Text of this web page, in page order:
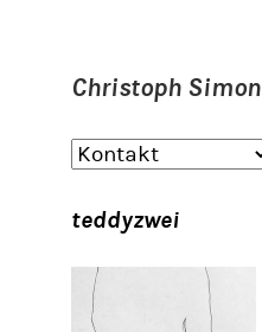
Christoph Simon
teddyzwei